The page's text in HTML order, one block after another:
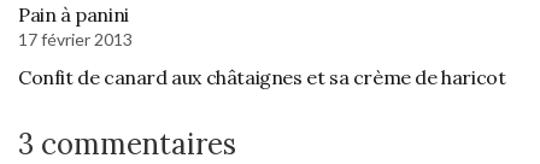
Pain à panini
17 février 2013
Confit de canard aux châtaignes et sa crème de haricot
3 commentaires